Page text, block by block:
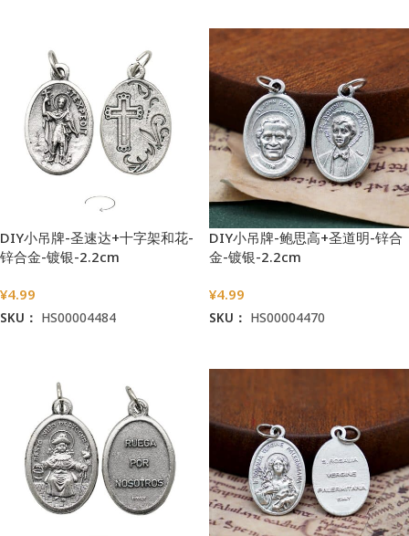
DIY小吊牌-圣速达+十字架和花-
锌合金-镀银-2.2cm
¥4.99
SKU： HS00004484
DIY小吊牌-鲍思高+圣道明-锌合
金-镀银-2.2cm
¥4.99
SKU： HS00004470